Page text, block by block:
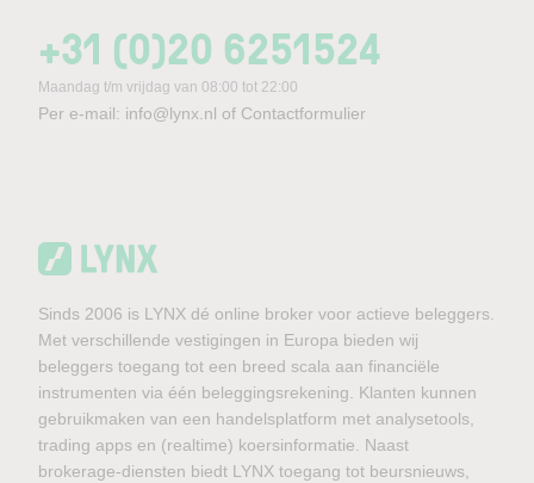
+31 (0)20 6251524
Maandag t/m vrijdag van 08:00 tot 22:00
Per e-mail: info@lynx.nl of Contactformulier
Sinds 2006 is LYNX dé online broker voor actieve beleggers.
Met verschillende vestigingen in Europa bieden wij
beleggers toegang tot een breed scala aan financiële
instrumenten via één beleggingsrekening. Klanten kunnen
gebruikmaken van een handelsplatform met analysetools,
trading apps en (realtime) koersinformatie. Naast
brokerage-diensten biedt LYNX toegang tot beursnieuws,